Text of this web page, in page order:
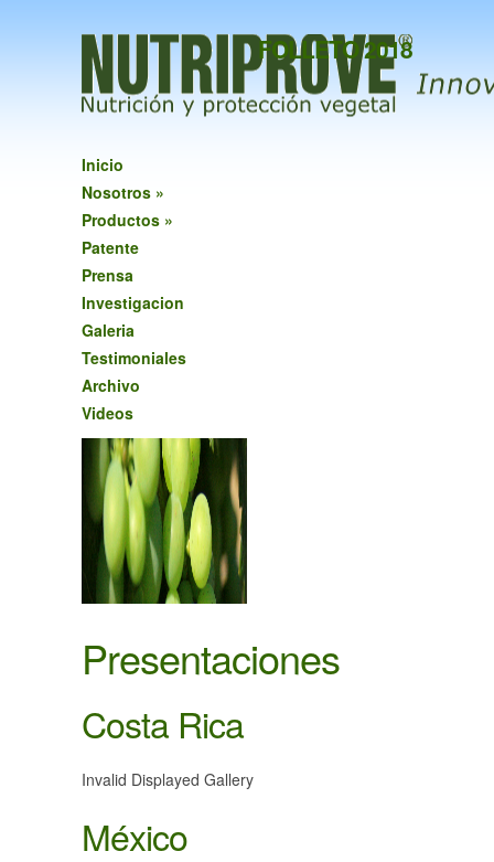
FOLLETO 2018
Inicio
Nosotros »
Productos »
Patente
Prensa
Investigacion
Galeria
Testimoniales
Archivo
Videos
Presentaciones
Costa Rica
Invalid Displayed Gallery
México